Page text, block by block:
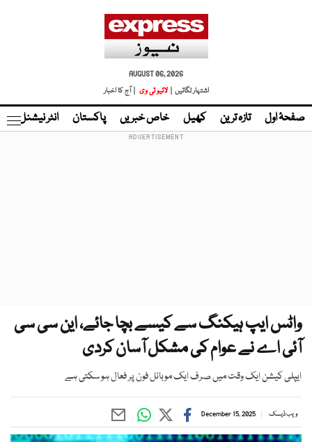
AUGUST 06, 2026
اشتہار لگائیں |
لائیو ٹی وی | آج کا اخبار
صفحۂ اول تازہ ترین کھیل خاص خبریں پاکستان انٹر نیشنل
واٹس ایپ ہیکنگ سے کیسے بچا جائے، این سی سی
آئی اے نے عوام کی مشکل آسان کردی
ایپلی کیشن ایک وقت میں صرف ایک موبائل فون پر فعال ہو سکتی ہے
ویب ڈیسک December 15, 2025